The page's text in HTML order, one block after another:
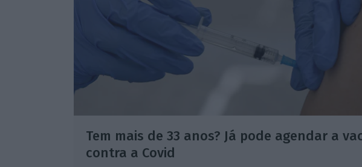
Tem mais de 33 anos? Já pode agendar a
contra a Covid